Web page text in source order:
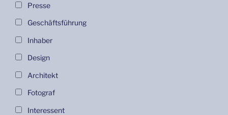
Presse
Geschäftsführung
Inhaber
Design
Architekt
Fotograf
Interessent